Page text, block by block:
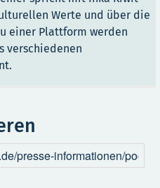
Werte und über die
einer Plattform werden
verschiedenen